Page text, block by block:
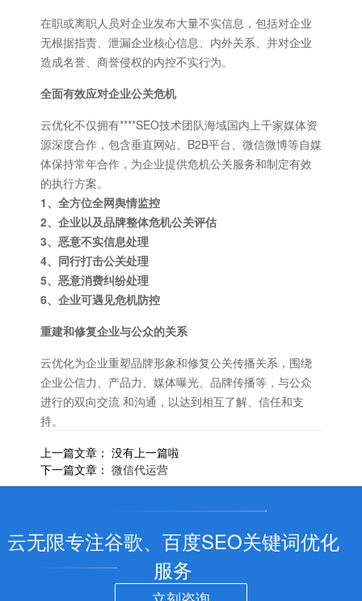
在职或离职人员对企业发布大量不实信息，包括对企业
无根据指责、泄漏企业核心信息、内外关系、并对企业
造成名誉、商誉侵权的内控不实行为。
全面有效应对企业公关危机
云优化不仅拥有****SEO技术团队海域国内上千家媒体资
源深度合作，包含垂直网站、B2B平台、微信微博等自媒
体保持常年合作，为企业提供危机公关服务和制定有效
的执行方案。
1、全方位全网舆情监控
2、企业以及品牌整体危机公关评估
3、恶意不实信息处理
4、同行打击公关处理
5、恶意消费纠纷处理
6、企业可遇见危机防控
重建和修复企业与公众的关系
云优化为企业重塑品牌形象和修复公关传播关系，围绕
企业公信力、产品力、媒体曝光、品牌传播等，与公众
进行的双向交流 和沟通，以达到相互了解、信任和支
持。
上一篇文章： 没有上一篇啦
下一篇文章： 微信代运营
云无限专注谷歌、百度SEO关键词优化
服务